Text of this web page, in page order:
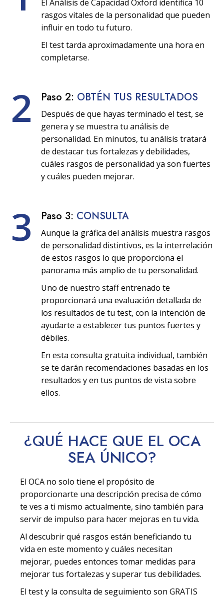
El Análisis de Capacidad Oxford identifica 10
rasgos vitales de la personalidad que pueden
influir en todo tu futuro.
El test tarda aproximadamente una hora en
completarse.
2 Paso 2: OBTÉN TUS RESULTADOS
Después de que hayas terminado el test, se
genera y se muestra tu análisis de
personalidad. En minutos, tu análisis tratará
de destacar tus fortalezas y debilidades,
cuáles rasgos de personalidad ya son fuertes
y cuáles pueden mejorar.
3 Paso 3: CONSULTA
Aunque la gráfica del análisis muestra rasgos
de personalidad distintivos, es la interrelación
de estos rasgos lo que proporciona el
panorama más amplio de tu personalidad.
Uno de nuestro staff entrenado te
proporcionará una evaluación detallada de
los resultados de tu test, con la intención de
ayudarte a establecer tus puntos fuertes y
débiles.
En esta consulta gratuita individual, también
se te darán recomendaciones basadas en los
resultados y en tus puntos de vista sobre
ellos.
¿QUÉ HACE QUE EL OCA
SEA ÚNICO?
El OCA no solo tiene el propósito de
proporcionarte una descripción precisa de cómo
te ves a ti mismo actualmente, sino también para
servir de impulso para hacer mejoras en tu vida.
Al descubrir qué rasgos están beneficiando tu
vida en este momento y cuáles necesitan
mejorar, puedes entonces tomar medidas para
mejorar tus fortalezas y superar tus debilidades.
El test y la consulta de seguimiento son GRATIS